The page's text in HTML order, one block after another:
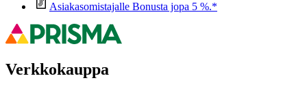
Asiakasomistajalle Bonusta jopa 5 %.*
Verkkokauppa